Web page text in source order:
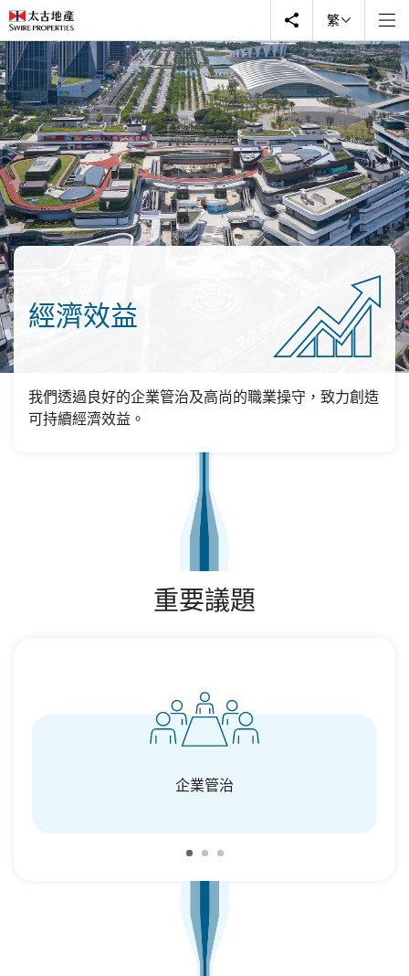
繁
經濟效益
我們透過良好的企業管治及高尚的職業操守，致力創造
可持續經濟效益。
重要議題
企業管治